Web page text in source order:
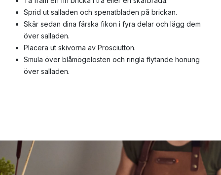
Sprid ut salladen och spenatbladen på brickan.
Skär sedan dina färska fikon i fyra delar och lägg dem
över salladen.
Placera ut skivorna av Prosciutton.
Smula över blåmögelosten och ringla flytande honung
över salladen.